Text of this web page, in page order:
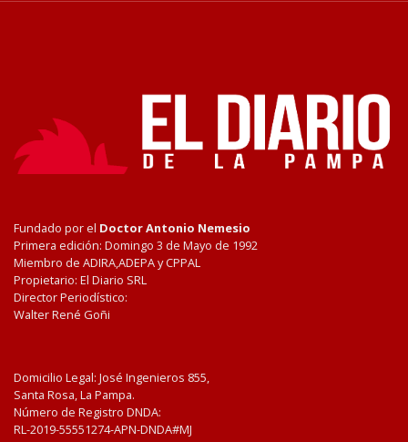
Fundado por el Doctor Antonio Nemesio
Primera edición: Domingo 3 de Mayo de 1992
Miembro de ADIRA,ADEPA y CPPAL
Propietario: El Diario SRL
Director Periodístico:
Walter René Goñi
Domicilio Legal: José Ingenieros 855,
Santa Rosa, La Pampa.
Número de Registro DNDA:
RL-2019-55551274-APN-DNDA#MJ